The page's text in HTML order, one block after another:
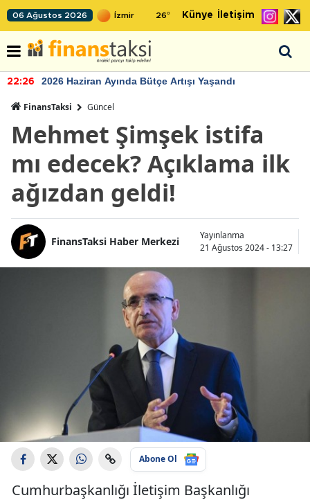
06 Ağustos 2026 26° Künye İletişim
22:26 2026 Haziran Ayında Bütçe Artışı Yaşandı
FinansTaksi Güncel
Mehmet Şimşek istifa
mı edecek? Açıklama ilk
ağızdan geldi!
FinansTaksi Haber Merkezi
Yayınlanma
21 Ağustos 2024 - 13:27
Abone Ol
Cumhurbaşkanlığı İletişim Başkanlığı